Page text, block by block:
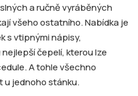
a ručně vyráběných
všeho ostatního. Nabídka je
s vtipnými nápisy,
čepelí, kterou lze
A tohle všechno
u jednoho stánku.